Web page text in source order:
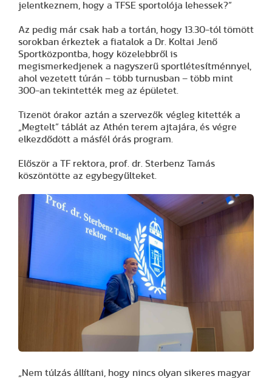
jelentkeznem, hogy a TFSE sportolója lehessek?”
Az pedig már csak hab a tortán, hogy 13.30-tól tömött
sorokban érkeztek a fiatalok a Dr. Koltai Jenő
Sportközpontba, hogy közelebbről is
megismerkedjenek a nagyszerű sportlétesítménnyel,
ahol vezetett túrán – több turnusban – több mint
300-an tekintették meg az épületet.
Tizenöt órakor aztán a szervezők végleg kitették a
„Megtelt” táblát az Athén terem ajtajára, és végre
elkezdődött a másfél órás program.
Először a TF rektora, prof. dr. Sterbenz Tamás
köszöntötte az egybegyűlteket.
„Nem túlzás állítani, hogy nincs olyan sikeres magyar